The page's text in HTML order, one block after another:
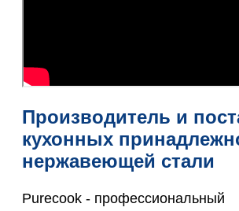
Производитель и
кухонных
нержавеющей стали
Purecook - профессиональный